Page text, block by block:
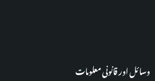
وسائل اور قانونی معلومات